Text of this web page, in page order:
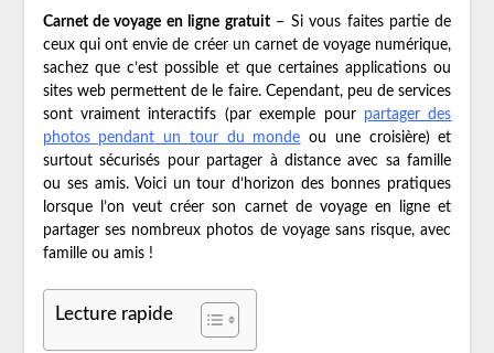
Carnet de voyage en ligne gratuit– Si vous faites partie de
ceux qui ont envie de créer un carnet de voyage numérique,
sachez que c’est possible et que certaines applications ou
sites web permettent de le faire. Cependant, peu de services
sont vraiment interactifs (par exemple pour partager des
photos pendant un tour du monde ou une croisière) et
surtout sécurisés pour partager à distance avec sa famille
ou ses amis. Voici un tour d’horizon des bonnes pratiques
lorsque l’on veut créer son carnet de voyage en ligne et
partager ses nombreux photos de voyage sans risque, avec
famille ou amis !
Lecture rapide